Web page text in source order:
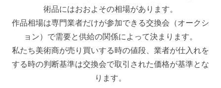
術品にはおおよその相場があります。
作品相場は専門業者だけが参加できる交換会（オークシ
ョン）で需要と供給の関係によって決まります。
私たち美術商が売り買いする時の値段、業者が仕入れを
する時の判断基準は交換会で取引された価格が基準とな
ります。